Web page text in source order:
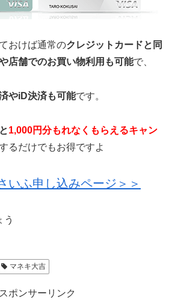
おけば通常のクレジットカードと同
店舗でのお買い物利用も可能で、
やiD決済も可能です。
1,000円分もれなくもらえるキャン
るだけでもお得ですよ
いふ申し込みページ＞＞
う
マネキ大吉
スポンサーリンク